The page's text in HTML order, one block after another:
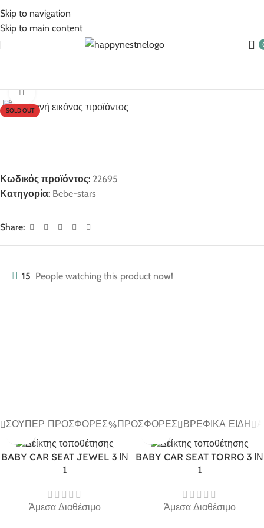
Skip to navigation
Skip to main content
SOLD OUT
Click to enlarge
Κωδικός προϊόντος: 22695
Κατηγορία: Bebe-stars
Share:
15 People watching this product now!
ΣΟΎΠΕΡ ΠΡΟΣΦΟΡΈΣ ΠΡΟΣΦΟΡΈΣ ΒΡΕΦΙΚΆ ΕΊΔΗ
BABY CAR SEAT JEWEL 3 ΙΝ
1
Άμεσα Διαθέσιμο
BABY CAR SEAT TORRO 3 ΙΝ
1
Άμεσα Διαθέσιμο
5% Επιπλέον έκπτωση για πληρωμές με κάρτα!